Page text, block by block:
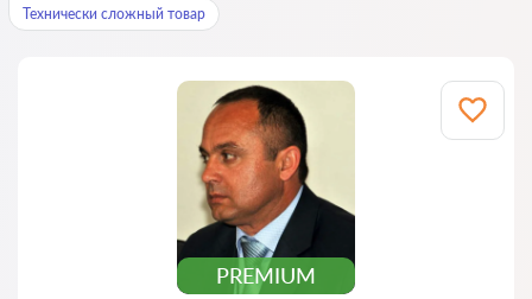
Технически сложный товар
PREMIUM